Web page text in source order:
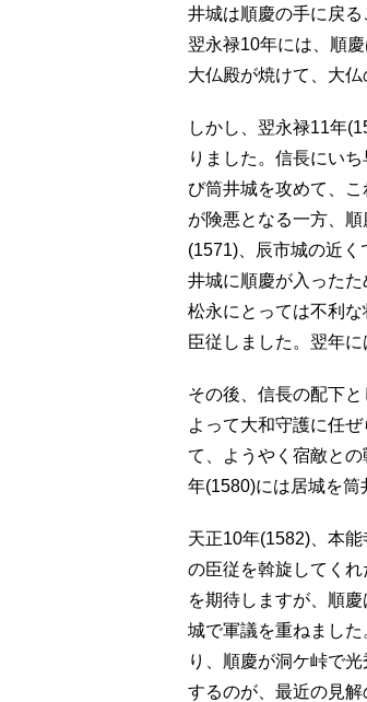
井城は順慶の手に戻
翌永禄10年には、順
大仏殿が焼けて、大仏
しかし、翌永禄11年
りました。信長にい
び筒井城を攻めて、
が険悪となる一方、
(1571)、辰市城の近
井城に順慶が入った
松永にとっては不利
臣従しました。翌年
その後、信長の配下
よって大和守護に任
て、ようやく宿敵と
年(1580)には居城を筒
天正10年(1582)、本
の臣従を斡旋してく
を期待しますが、順
城で軍議を重ねまし
り、順慶が洞ケ峠で
するのが、最近の見解